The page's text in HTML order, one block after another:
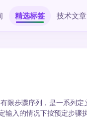
精选标签 技术文章
限步骤序列，是一系列
入的情况下按预定步骤